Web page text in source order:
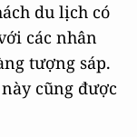
du lịch có
các nhân
tượng sáp.
cũng được